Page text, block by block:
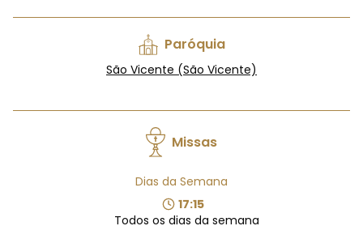
Paróquia
São Vicente (São Vicente)
Missas
Dias da Semana
17:15
Todos os dias da semana